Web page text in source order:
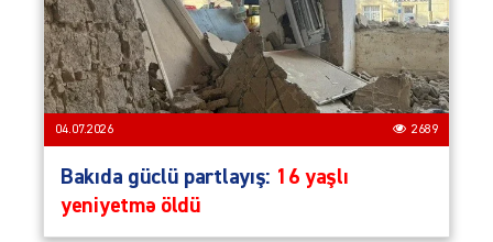
04.07.2026 2689
Bakıda güclü partlayış: 16 yaşlı
yeniyetmə öldü